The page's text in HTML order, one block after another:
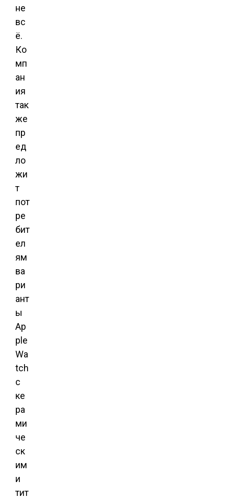
не
вс
ё.
Ко
мп
ан
ия
так
же
пр
ед
ло
жи
т
пот
ре
бит
ел
ям
ва
ри
ант
ы
Ap
ple
Wa
tch
с
ке
ра
ми
че
ск
им
и
тит